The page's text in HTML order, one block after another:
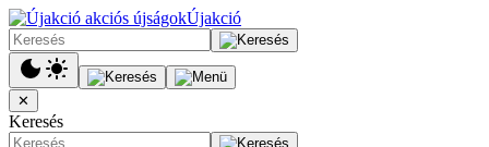
Újakció
✕
Keresés